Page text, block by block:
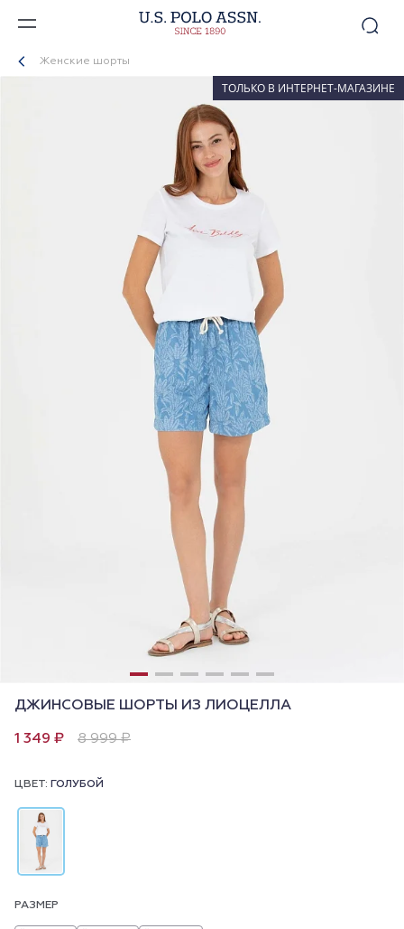
Женские шорты
ТОЛЬКО В ИНТЕРНЕТ-МАГАЗИНЕ
ДЖИНСОВЫЕ ШОРТЫ ИЗ ЛИОЦЕЛЛА
1 349 ₽ 8 999 ₽
ЦВЕТ: ГОЛУБОЙ
РАЗМЕР